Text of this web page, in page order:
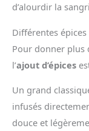
d’alourdir la
Différentes
Pour donner plus
l’ajout d’épices
Un grand
infusés
douce et